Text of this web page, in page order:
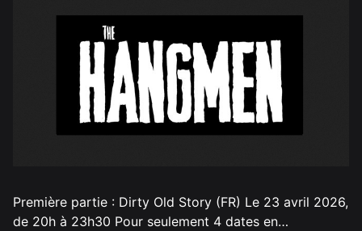
Première partie : Dirty Old Story (FR) Le 23 avril 2026,
de 20h à 23h30 Pour seulement 4 dates en…